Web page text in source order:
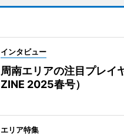
インタビュー
周南エリアの注目プレイ
ZINE 2025春号）
エリア特集